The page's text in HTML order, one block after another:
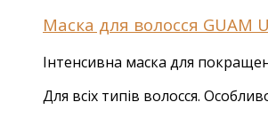
Маска для волосся GUAM
Інтенсивна маска для
Для всіх типів волосся.